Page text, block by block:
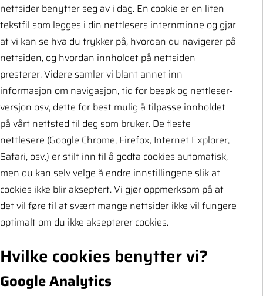
nettsider benytter seg av i dag. En cookie er en liten
tekstfil som legges i din nettlesers internminne og gjør
at vi kan se hva du trykker på, hvordan du navigerer på
nettsiden, og hvordan innholdet på nettsiden
presterer. Videre samler vi blant annet inn
informasjon om navigasjon, tid for besøk og nettleser-
versjon osv, dette for best mulig å tilpasse innholdet
på vårt nettsted til deg som bruker. De fleste
nettlesere (Google Chrome, Firefox, Internet Explorer,
Safari, osv.) er stilt inn til å godta cookies automatisk,
men du kan selv velge å endre innstillingene slik at
cookies ikke blir akseptert. Vi gjør oppmerksom på at
det vil føre til at svært mange nettsider ikke vil fungere
optimalt om du ikke aksepterer cookies.
Hvilke cookies benytter vi?
Google Analytics